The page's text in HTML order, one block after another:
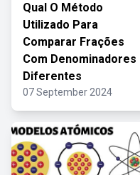
Qual O Método
Utilizado Para
Comparar Frações
Com Denominadores
Diferentes
07 September 2024